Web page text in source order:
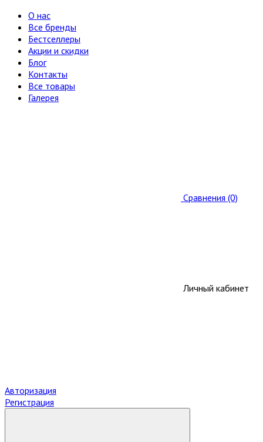
О нас
Все бренды
Бестселлеры
Акции и скидки
Блог
Контакты
Все товары
Галерея
Сравнения (0)
Личный кабинет
Авторизация
Регистрация